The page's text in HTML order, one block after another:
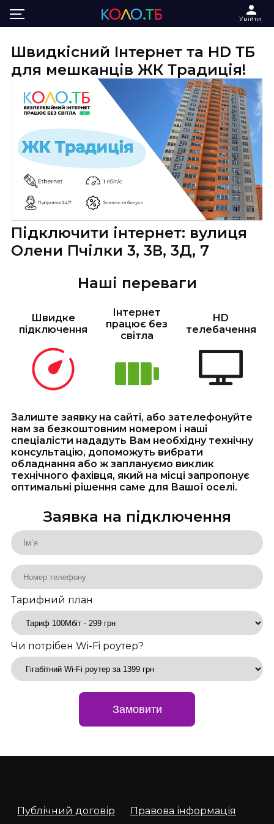
Увійти
Головна Інтернет та ТБ в ЖК Традиція
Швидкісний Інтернет та HD ТБ
для мешканців ЖК Традиція!
Підключити інтернет: вулиця
Олени Пчілки 3, 3В, 3Д, 7
Наші переваги
Швидке
підключення
Інтернет
працює без
світла
HD
телебачення
Залиште заявку на сайті, або зателефонуйте
нам за безкоштовним номером і наші
спеціалісти нададуть Вам необхідну технічну
консультацію, допоможуть вибрати
обладнання або ж заплануємо виклик
технічного фахівця, який на місці запропонує
оптимальні рішення саме для Вашої оселі.
Заявка на підключення
Тарифний план
Чи потрібен Wi-Fi роутер?
Замовити
Публічний договір Правова інформація